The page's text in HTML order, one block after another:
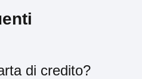
di credito?